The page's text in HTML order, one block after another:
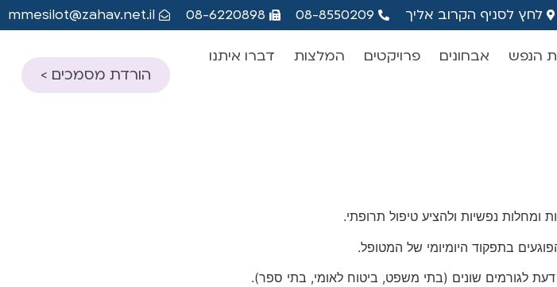
לחץ לסניף הקרוב אליך 08-8550209
08-6220898
mmesilot@zahav.net.il
הנפש אבחונים פרויקטים המלצות
דברו איתנו
הורדת מסמכים >
נפשיות ולהציע טיפול תרופתי.
בתפקוד היומיומי של המטופל.
לגורמים שונים (בתי משפט, ביטוח לאומי, בתי ספר).